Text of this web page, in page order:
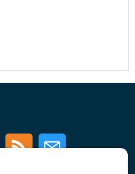
InstagramRSS Newsletter